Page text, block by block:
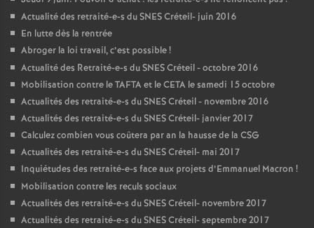
Actualité des retraité-e-s duSNESCréteil- juin 2016
En lutte dès la rentrée
Abroger la loi travail, c’est possible!
Actualité des Retraité-e-s duSNESCréteil - octobre 2016
Mobilisation contre leTAFTAet leCETA le samedi 15 octobre
Actualités des retraité-e-s duSNESCréteil - novembre 2016
Actualités des retraité-e-s duSNESCréteil- janvier 2017
Calculez combien vous coûtera par an la hausse de la CSG
Actualités des retraité-e-s duSNESCréteil- mai 2017
Inquiétudes des retraité-e-s face aux projets d’Emmanuel Macron !
Mobilisation contre les reculs sociaux
Actualités des retraité-e-s duSNESCréteil- novembre 2017
Actualités des retraité-e-s duSNESCréteil- septembre 2017